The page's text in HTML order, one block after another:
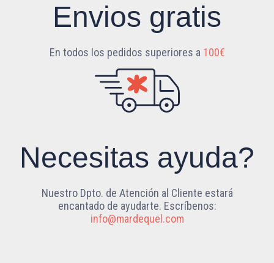
Envios gratis
En todos los pedidos superiores a 100€
Necesitas ayuda?
Nuestro Dpto. de Atención al Cliente estará
encantado de ayudarte. Escríbenos:
info@mardequel.com